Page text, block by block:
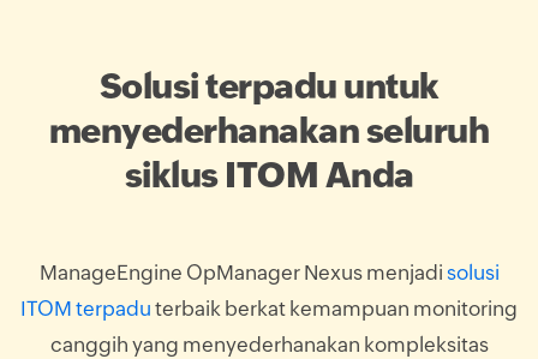
Solusi terpadu untuk
menyederhanakan seluruh
siklus ITOM Anda
ManageEngine OpManager Nexus menjadi solusi
ITOM terpadu terbaik berkat kemampuan monitoring
canggih yang menyederhanakan kompleksitas